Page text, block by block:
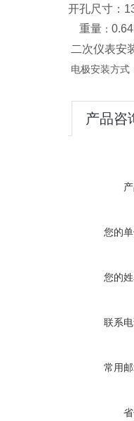
开孔尺寸：
重量 ：
二次仪表安
电极安装方式
产品咨
您的单
您的姓
联系电
常用邮
省